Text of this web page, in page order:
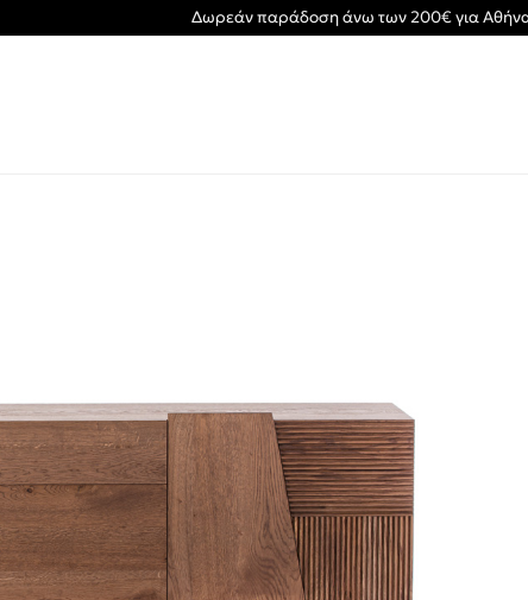
Δωρεάν παράδοση άνω των 200€ για